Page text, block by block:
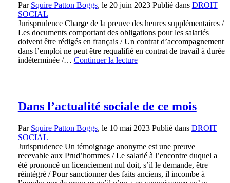
Par Squire Patton Boggs, le 20 juin 2023Publié dans DROIT
SOCIAL
Jurisprudence Charge de la preuve des heures supplémentaires /
Les documents comportant des obligations pour les salariés
doivent être rédigés en français / Un contrat d’accompagnement
dans l’emploi ne peut être requalifié en contrat de travail à durée
indéterminée /… Continuer la lecture
Dans l’actualité sociale de ce mois
Par Squire Patton Boggs, le 10 mai 2023Publié dans DROIT
SOCIAL
Jurisprudence Un témoignage anonyme est une preuve
recevable aux Prud’hommes / Le salarié à l’encontre duquel a
été prononcé un licenciement nul doit, s’il le demande, être
réintégré / Pour sanctionner des faits anciens, il incombe à